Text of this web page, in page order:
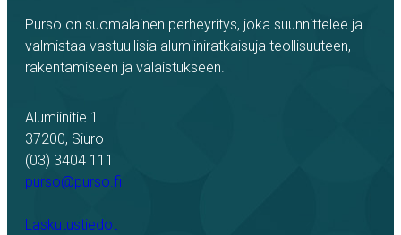
Purso on suomalainen perheyritys, joka suunnittelee ja
valmistaa vastuullisia alumiiniratkaisuja teollisuuteen,
rakentamiseen ja valaistukseen.
Alumiinitie 1
37200, Siuro
(03) 3404 111
purso@purso.fi
Laskutustiedot